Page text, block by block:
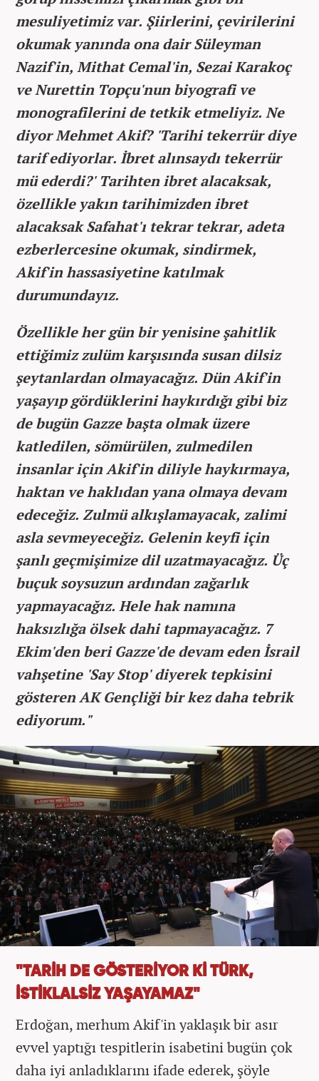
mesuliyetimiz var. Şiirlerini, çevirilerini
okumak yanında ona dair Süleyman
Nazif'in, Mithat Cemal'in, Sezai Karakoç
ve Nurettin Topçu'nun biyografi ve
monografilerini de tetkik etmeliyiz. Ne
diyor Mehmet Akif? 'Tarihi tekerrür diye
tarif ediyorlar. İbret alınsaydı tekerrür
mü ederdi?' Tarihten ibret alacaksak,
özellikle yakın tarihimizden ibret
alacaksak Safahat'ı tekrar tekrar, adeta
ezberlercesine okumak, sindirmek,
Akif'in hassasiyetine katılmak
durumundayız.
Özellikle her gün bir yenisine şahitlik
ettiğimiz zulüm karşısında susan dilsiz
şeytanlardan olmayacağız. Dün Akif'in
yaşayıp gördüklerini haykırdığı gibi biz
de bugün Gazze başta olmak üzere
katledilen, sömürülen, zulmedilen
insanlar için Akif'in diliyle haykırmaya,
haktan ve haklıdan yana olmaya devam
edeceğiz. Zulmü alkışlamayacak, zalimi
asla sevmeyeceğiz. Gelenin keyfi için
şanlı geçmişimize dil uzatmayacağız. Üç
buçuk soysuzun ardından zağarlık
yapmayacağız. Hele hak namına
haksızlığa ölsek dahi tapmayacağız. 7
Ekim'den beri Gazze'de devam eden İsrail
vahşetine 'Say Stop' diyerek tepkisini
gösteren AK Gençliği bir kez daha tebrik
ediyorum."
"TARİH DE GÖSTERİYOR Kİ TÜRK,
İSTİKLALSİZ YAŞAYAMAZ"
Erdoğan, merhum Akif'in yaklaşık bir asır
evvel yaptığı tespitlerin isabetini bugün çok
daha iyi anladıklarını ifade ederek, şöyle